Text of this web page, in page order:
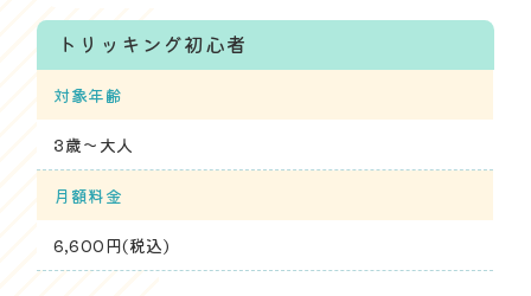
トリッキング初心者
対象年齢
3歳～大人
月額料金
6,600円(税込)